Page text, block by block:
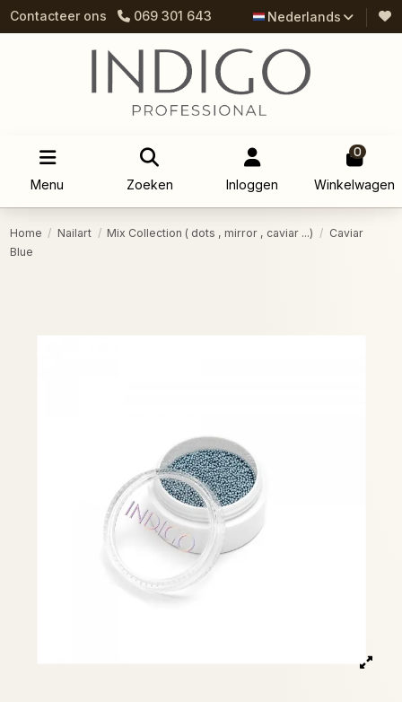
Contacteer ons 069 301 643 Nederlands
Menu Zoeken Inloggen
0
Winkelwagen
Home Nailart Mix Collection ( dots , mirror , caviar ...)
Caviar
Blue